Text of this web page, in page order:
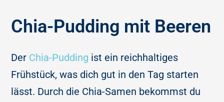
Chia-Pudding mit Beeren
Der Chia-Pudding ist ein reichhaltiges
Frühstück, was dich gut in den Tag starten
lässt. Durch die Chia-Samen bekommst du